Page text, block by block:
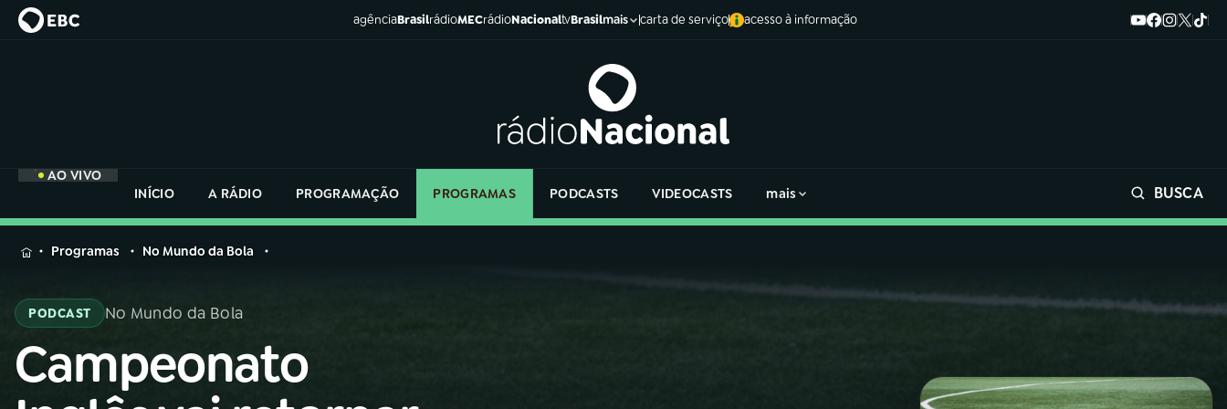
agênciaBrasilrádioMECrádioNacionaltvBrasilmais carta de serviço acesso à informação
AO VIVO
INÍCIO
A RÁDIO PROGRAMAÇÃO PROGRAMAS PODCASTS VIDEOCASTS mais BUSCA
MENU
Buscar
na
Rádio
AO VIVO
na
Rádio
Programas No Mundo da Bola
PODCAST No Mundo da Bola
Campeonato